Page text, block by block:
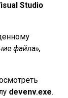
Studio
файла»,
devenv.exe.